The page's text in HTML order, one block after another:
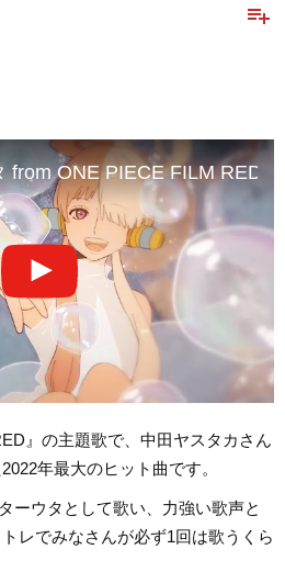
playlist_add
ONE PIECE FILM RED)
』の主題歌で、中田ヤスタカさん
年最大のヒット曲です。
ーウタとして歌い、力強い歌声と
レでみなさんが必ず1回は歌うくら